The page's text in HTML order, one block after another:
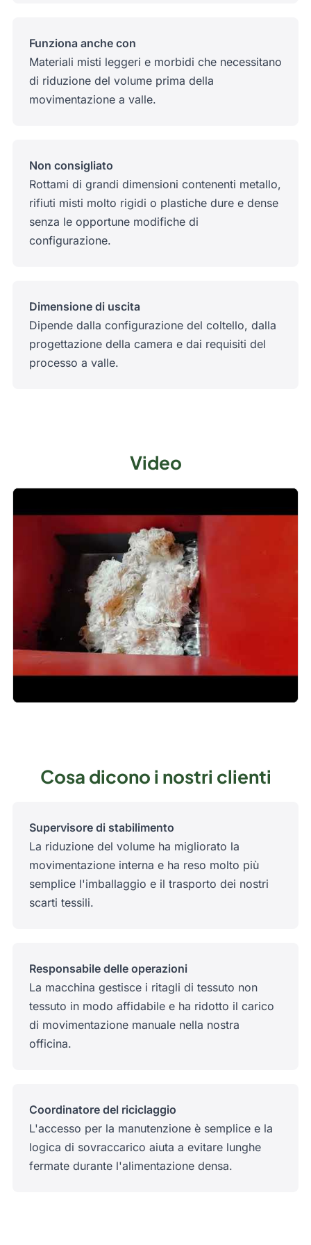
Funziona anche con
Materiali misti leggeri e morbidi che necessitano
di riduzione del volume prima della
movimentazione a valle.
Non consigliato
Rottami di grandi dimensioni contenenti metallo,
rifiuti misti molto rigidi o plastiche dure e dense
senza le opportune modifiche di
configurazione.
Dimensione di uscita
Dipende dalla configurazione del coltello, dalla
progettazione della camera e dai requisiti del
processo a valle.
Video
Cosa dicono i nostri clienti
Supervisore di stabilimento
La riduzione del volume ha migliorato la
movimentazione interna e ha reso molto più
semplice l'imballaggio e il trasporto dei nostri
scarti tessili.
Responsabile delle operazioni
La macchina gestisce i ritagli di tessuto non
tessuto in modo affidabile e ha ridotto il carico
di movimentazione manuale nella nostra
officina.
Coordinatore del riciclaggio
L'accesso per la manutenzione è semplice e la
logica di sovraccarico aiuta a evitare lunghe
fermate durante l'alimentazione densa.